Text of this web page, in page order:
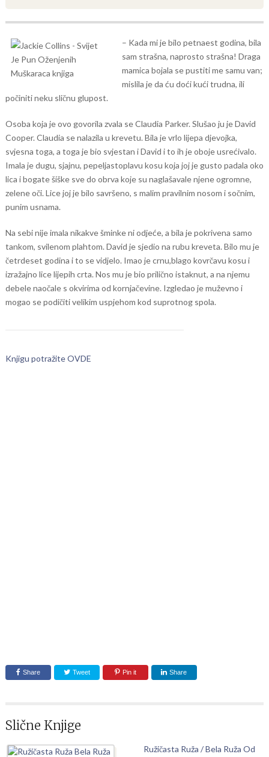
– Kada mi je bilo petnaest godina, bila
sam strašna, naprosto strašna! Draga
mamica bojala se pustiti me samu van;
mislila je da ću doći kući trudna, ili
počiniti neku sličnu glupost.
Osoba koja je ovo govorila zvala se Claudia Parker. Slušao ju je David
Cooper. Claudia se nalazila u krevetu. Bila je vrlo lijepa djevojka,
svjesna toga, a toga je bio svjestan i David i to ih je oboje usrećivalo.
Imala je dugu, sjajnu, pepeljastoplavu kosu koja joj je gusto padala oko
lica i bogate šiške sve do obrva koje su naglašavale njene ogromne,
zelene oči. Lice joj je bilo savršeno, s malim pravilnim nosom i sočnim,
punim usnama.
Na sebi nije imala nikakve šminke ni odjeće, a bila je pokrivena samo
tankom, svilenom plahtom. David je sjedio na rubu kreveta. Bilo mu je
četrdeset godina i to se vidjelo. Imao je crnu,blago kovrčavu kosu i
izražajno lice lijepih crta. Nos mu je bio prilično istaknut, a na njemu
debele naočale s okvirima od kornjačevine. Izgledao je muževno i
mogao se podičiti velikim uspjehom kod suprotnog spola.
Knjigu potražite OVDE
Share Tweet Pin it Share
Slične Knjige
Ružičasta Ruža / Bela Ruža Od